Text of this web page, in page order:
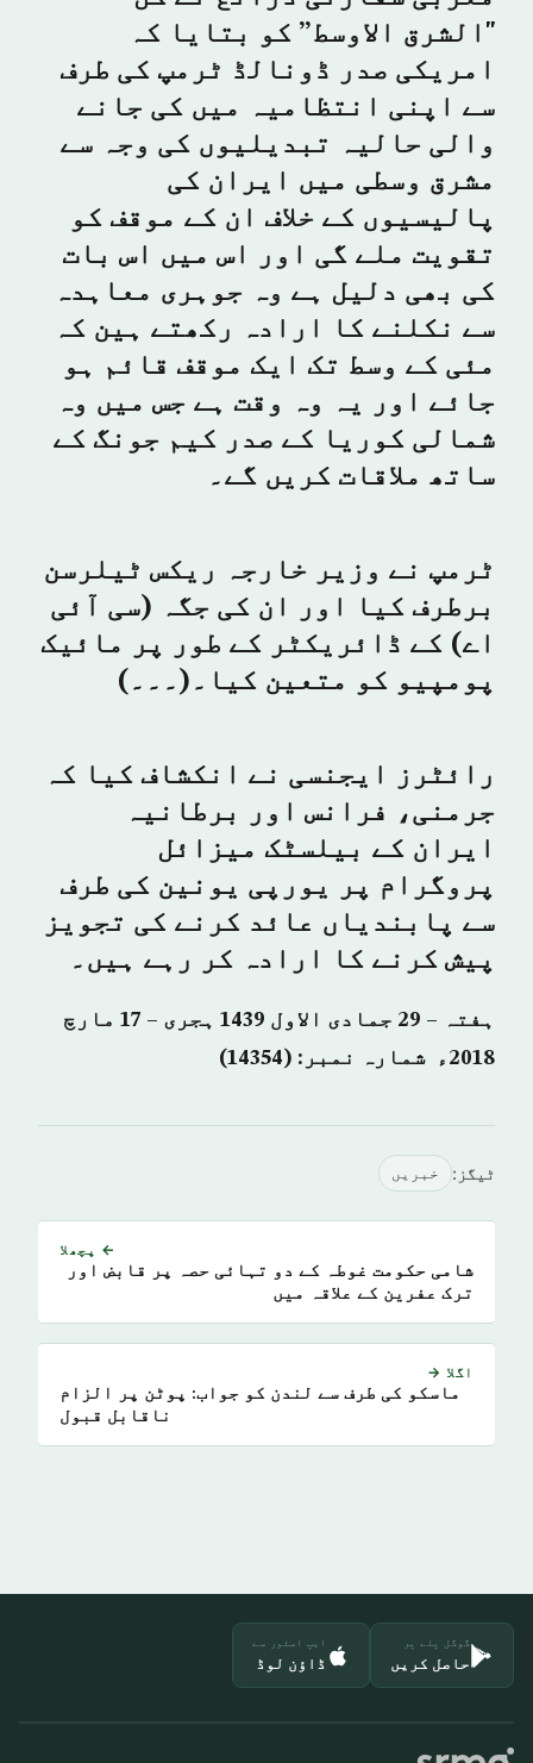
"الشرق الاوسط” کو بتایا کہ
امریکی صدر ڈونالڈ ٹرمپ کی طرف
سے اپنی انتظامیہ میں کی جانے
والی حالیہ تبدیلیوں کی وجہ سے
مشرق وسطی میں ایران کی
پالیسیوں کے خلاف ان کے موقف کو
تقویت ملے گی اور اس میں اس بات
کی بھی دلیل ہے وہ جوہری معاہدہ
سے نکلنے کا ارادہ رکھتے ہین کہ
مئی کے وسط تک ایک موقف قائم ہو
جائے اور یہ وہ وقت ہے جس میں وہ
شمالی کوریا کے صدر کیم جونگ کے
ساتھ ملاقات کریں گے۔
ٹرمپ نے وزیر خارجہ ریکس ٹیلرسن
برطرف کیا اور ان کی جگہ (سی آئی
اے) کے ڈائریکٹر کے طور پر مائیک
پومپیو کو متعین کیا۔(۔۔۔)
رائٹرز ایجنسی نے انکشاف کیا کہ
جرمنی، فرانس اور برطانیہ
ایران کے بیلسٹک میزائل
پروگرام پر یورپی یونین کی طرف
سے پابندیاں عائد کرنے کی تجویز
پیش کرنے کا ارادہ کر رہے ہیں۔
ہفتہ – 29 جمادی الاول 1439 ہجری – 17 مارچ
2018ء شمارہ نمبر: (14354)
ٹیگز: خبريں
← پچھلا
شامی حکومت غوطہ کے دو تہائی حصہ پر قابض اور
ترک عفرین کے علاقہ میں
اگلا →
ماسکو کی طرف سے لندن کو جواب: پوٹن پر الزام
ناقابل قبول
گوگل پلے پر
حاصل کریں
ایپ اسٹور سے
ڈاؤن لوڈ